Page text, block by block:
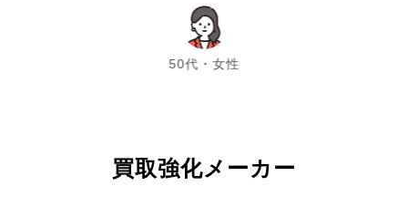
50代・女性
chevron_left chevron_right
買取強化メーカー